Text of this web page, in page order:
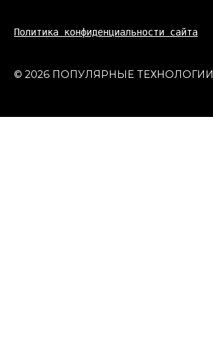
Политика конфиденциальности сайта
© 2026 ПОПУЛЯРНЫЕ ТЕХНОЛОГИИ